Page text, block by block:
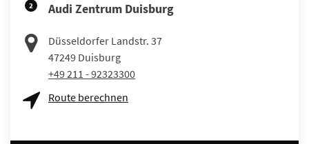
2 Audi Zentrum Duisburg
Düsseldorfer Landstr. 37
47249 Duisburg
+49 211 - 92323300
Route berechnen